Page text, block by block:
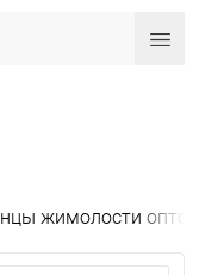
жимолости